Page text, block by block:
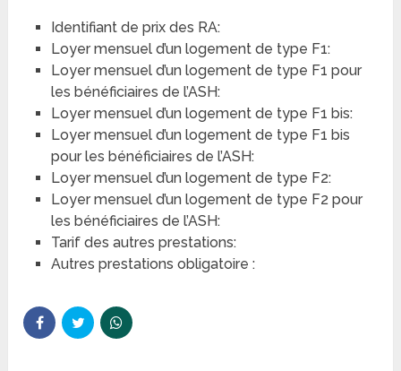
Identifiant de prix des RA:
Loyer mensuel d’un logement de type F1:
Loyer mensuel d’un logement de type F1 pour
les bénéficiaires de l’ASH:
Loyer mensuel d’un logement de type F1 bis:
Loyer mensuel d’un logement de type F1 bis
pour les bénéficiaires de l’ASH:
Loyer mensuel d’un logement de type F2:
Loyer mensuel d’un logement de type F2 pour
les bénéficiaires de l’ASH:
Tarif des autres prestations:
Autres prestations obligatoire :